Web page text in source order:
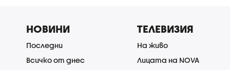
НОВИНИ
Последни
Всичко от днес
ТЕЛЕВИЗИЯ
На живо
Лицата на NOVA